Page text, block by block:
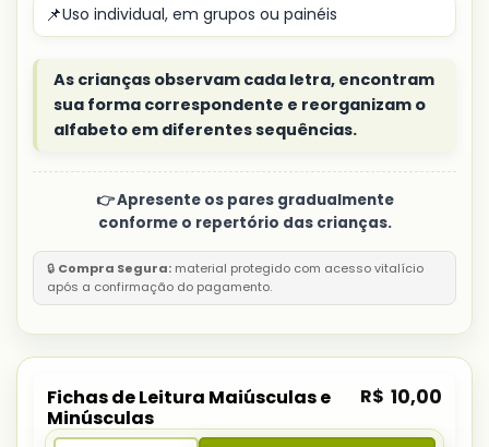
📌Uso individual, em grupos ou painéis
As crianças observam cada letra, encontram
sua forma correspondente e reorganizam o
alfabeto em diferentes sequências.
👉 Apresente os pares gradualmente
conforme o repertório das crianças.
🔒 Compra Segura: material protegido com acesso vitalício
após a confirmação do pagamento.
Fichas de Leitura Maiúsculas e
Minúsculas
R$ 10,00